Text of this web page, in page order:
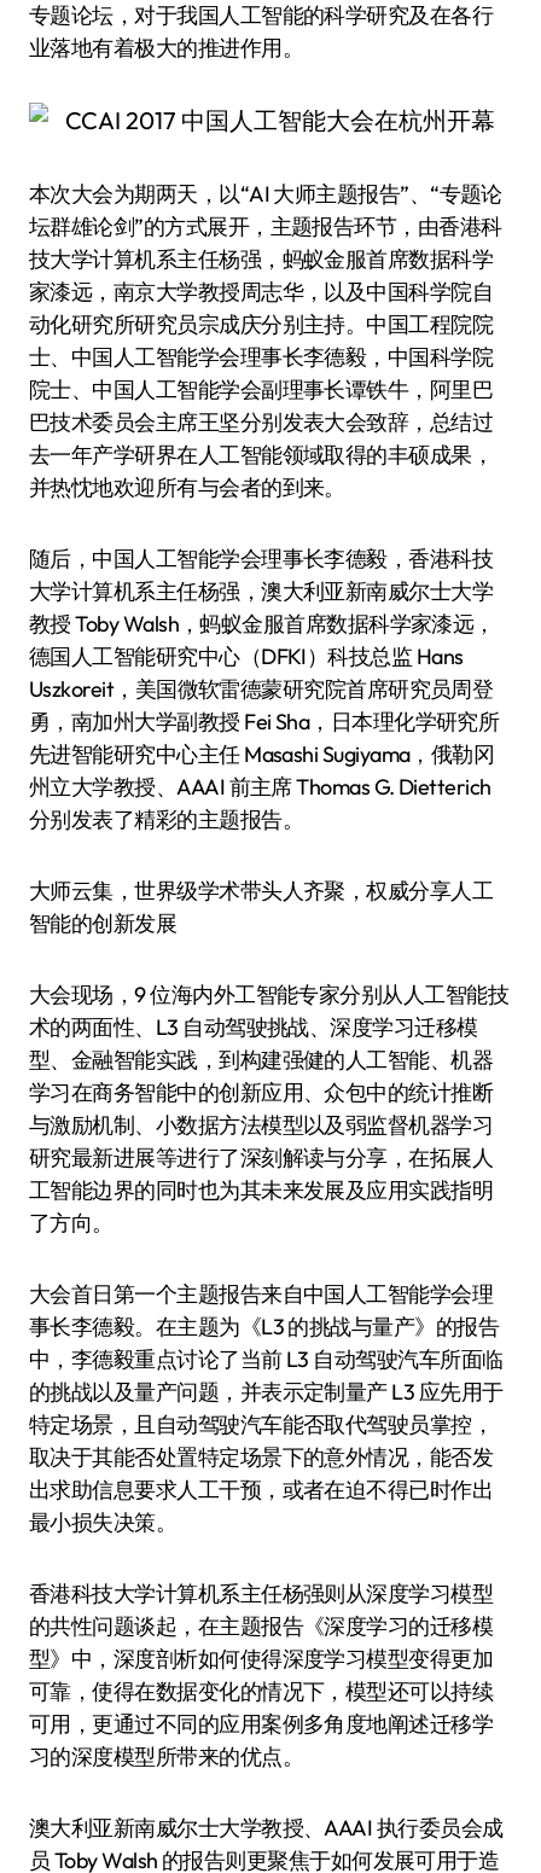
专题论坛，对于我国人工智能的科学研究及在各行
业落地有着极大的推进作用。
本次大会为期两天，以“AI 大师主题报告”、“专题论
坛群雄论剑”的方式展开，主题报告环节，由香港科
技大学计算机系主任杨强，蚂蚁金服首席数据科学
家漆远，南京大学教授周志华，以及中国科学院自
动化研究所研究员宗成庆分别主持。中国工程院院
士、中国人工智能学会理事长李德毅，中国科学院
院士、中国人工智能学会副理事长谭铁牛，阿里巴
巴技术委员会主席王坚分别发表大会致辞，总结过
去一年产学研界在人工智能领域取得的丰硕成果，
并热忱地欢迎所有与会者的到来。
随后，中国人工智能学会理事长李德毅，香港科技
大学计算机系主任杨强，澳大利亚新南威尔士大学
教授 Toby Walsh，蚂蚁金服首席数据科学家漆远，
德国人工智能研究中心（DFKI）科技总监 Hans
Uszkoreit，美国微软雷德蒙研究院首席研究员周登
勇，南加州大学副教授 Fei Sha，日本理化学研究所
先进智能研究中心主任 Masashi Sugiyama，俄勒冈
州立大学教授、AAAI 前主席 Thomas G. Dietterich
分别发表了精彩的主题报告。
大师云集，世界级学术带头人齐聚，权威分享人工
智能的创新发展
大会现场，9 位海内外工智能专家分别从人工智能技
术的两面性、L3 自动驾驶挑战、深度学习迁移模
型、金融智能实践，到构建强健的人工智能、机器
学习在商务智能中的创新应用、众包中的统计推断
与激励机制、小数据方法模型以及弱监督机器学习
研究最新进展等进行了深刻解读与分享，在拓展人
工智能边界的同时也为其未来发展及应用实践指明
了方向。
大会首日第一个主题报告来自中国人工智能学会理
事长李德毅。在主题为《L3 的挑战与量产》的报告
中，李德毅重点讨论了当前 L3 自动驾驶汽车所面临
的挑战以及量产问题，并表示定制量产 L3 应先用于
特定场景，且自动驾驶汽车能否取代驾驶员掌控，
取决于其能否处置特定场景下的意外情况，能否发
出求助信息要求人工干预，或者在迫不得已时作出
最小损失决策。
香港科技大学计算机系主任杨强则从深度学习模型
的共性问题谈起，在主题报告《深度学习的迁移模
型》中，深度剖析如何使得深度学习模型变得更加
可靠，使得在数据变化的情况下，模型还可以持续
可用，更通过不同的应用案例多角度地阐述迁移学
习的深度模型所带来的优点。
澳大利亚新南威尔士大学教授、AAAI 执行委员会成
员 Toby Walsh 的报告则更聚焦于如何发展可用于造